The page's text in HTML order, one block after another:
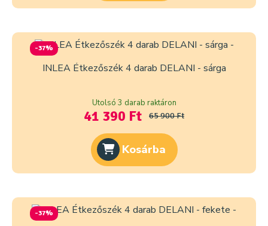
-37%
INLEA Étkezőszék 4 darab DELANI - sárga
Utolsó 3 darab raktáron
41 390 Ft 65 900 Ft
Kosárba
-37%